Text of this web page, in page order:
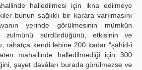
halledilmesi için ikna edilmeye
bunun sağlıklı bir karara varılmasını
yerinde görülmesinin mümkün
zulmünü sürdürdüğünü, etkisinin ve
rahatça kendi lehine 200 kadar "şahid-i
mahallinde halledilmediği için 300
şayet davâları burada görülmezse ve